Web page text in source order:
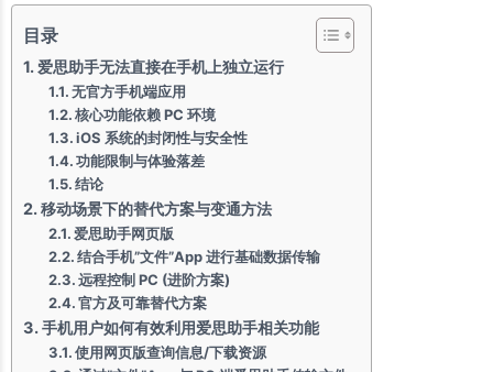
目录
爱思助手无法直接在手机上独立运行
无官方手机端应用
核心功能依赖 PC 环境
iOS 系统的封闭性与安全性
功能限制与体验落差
结论
移动场景下的替代方案与变通方法
爱思助手网页版
结合手机”文件”App 进行基础数据传输
远程控制 PC (进阶方案)
官方及可靠替代方案
手机用户如何有效利用爱思助手相关功能
使用网页版查询信息/下载资源